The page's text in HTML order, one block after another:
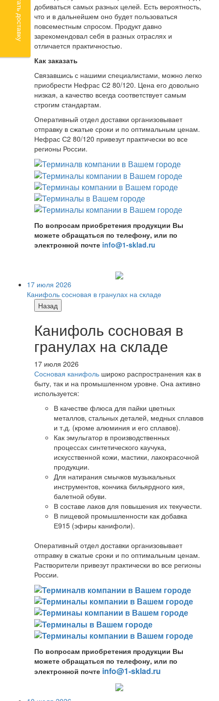
добиваться самых разных целей. Есть вероятность,
что и в дальнейшем оно будет пользоваться
повсеместным спросом. Продукт давно
зарекомендовал себя в разных отраслях и
отличается практичностью.
Как заказать
Связавшись с нашими специалистами, можно легко
приобрести Нефрас С2 80/120. Цена его довольно
низкая, а качество всегда соответствует самым
строгим стандартам.
Оперативный отдел доставки организовывает
отправку в сжатые сроки и по оптимальным ценам.
Нефрас С2 80/120 привезут практически во все
регионы России.
По вопросам приобретения продукции Вы
можете обращаться по телефону, или по
электронной почте info@1-sklad.ru
17 июля 2026
Канифоль сосновая в гранулах на складе
Назад
Канифоль сосновая в
гранулах на складе
17 июля 2026
Сосновая канифоль широко распространения как в
быту, так и на промышленном уровне. Она активно
используется:
В качестве флюса для пайки цветных
металлов, стальных деталей, медных сплавов
и т.д. (кроме алюминия и его сплавов).
Как эмульгатор в производственных
процессах синтетического каучука,
искусственной кожи, мастики, лакокрасочной
продукции.
Для натирания смычков музыкальных
инструментов, кончика бильярдного кия,
балетной обуви.
В составе лаков для повышения их текучести.
В пищевой промышленности как добавка
Е915 (эфиры канифоли).
Оперативный отдел доставки организовывает
отправку в сжатые сроки и по оптимальным ценам.
Растворители привезут практически во все регионы
России.
По вопросам приобретения продукции Вы
можете обращаться по телефону, или по
электронной почте info@1-sklad.ru